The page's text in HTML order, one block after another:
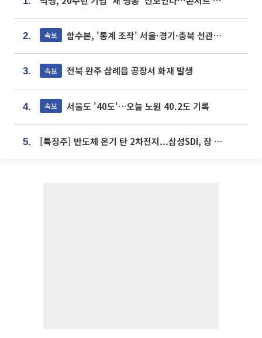
2. 속보 합수본, '통계 조작' 서울·경기·충북 선관위 등 추가 압수수색
3. 속보 전북 완주 삼례읍 공장서 화재 발생
4. 속보 서울도 '40도'…오늘 노원 40.2도 기록
5. [특징주] 반도체 온기 탄 2차전지...삼성SDI, 장 초반 7% 넘게 껑충